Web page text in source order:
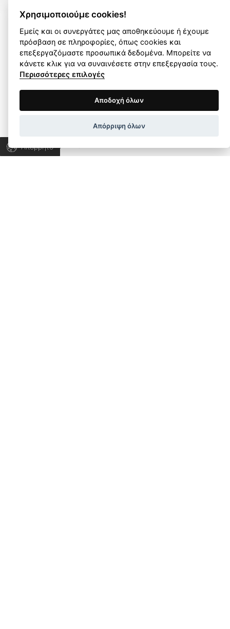
Απόρρητο
Ας μιλήσουμε για το
δικό σας project!
Ας συνεργαστούμε για να ανακαλύψουμε τις
λύσεις που χρειάζεστε και να εξελίξουμε την
Wapp development house, Copyright © 2026 All rights
Όροι Χρήσης Πολιτική Απορρήτου
Χρησιμοποιούμε cookies!
Εμείς και οι συνεργάτες μας αποθηκεύουμε ή έχουμε
πρόσβαση σε πληροφορίες, όπως cookies και
επεξεργαζόμαστε προσωπικά δεδομένα. Μπορείτε να
κάνετε κλικ για να συναινέσετε στην επεξεργασία τους.
Περισσότερες επιλογές
Αποδοχή όλων
Απόρριψη όλων